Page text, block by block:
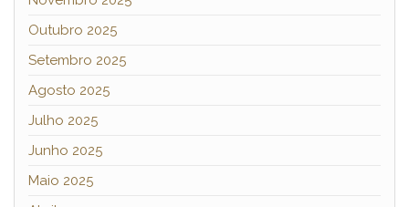
Outubro 2025
Setembro 2025
Agosto 2025
Julho 2025
Junho 2025
Maio 2025